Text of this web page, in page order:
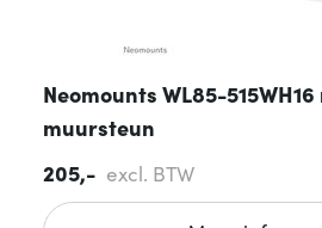
Neomounts WL85-
muursteun
205,- excl. BTW